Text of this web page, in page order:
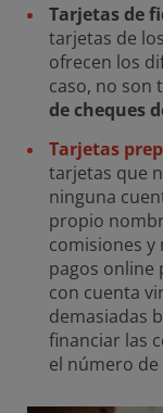
Tarjetas de
tarjetas de
ofrecen los
caso, no son
de cheques
Tarjetas
tarjetas que
ninguna
propio
comisiones y
pagos online
con cuenta
demasiadas
financiar las
el número de